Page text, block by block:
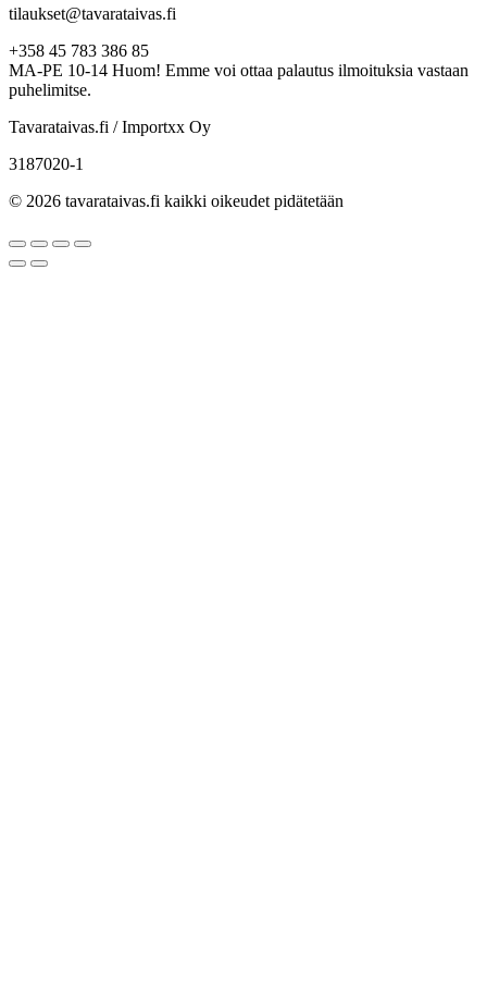
tilaukset@tavarataivas.fi
+358 45 783 386 85
MA-PE 10-14 Huom! Emme voi ottaa palautus ilmoituksia vastaan
puhelimitse.
Tavarataivas.fi / Importxx Oy
3187020-1
© 2026 tavarataivas.fi kaikki oikeudet pidätetään